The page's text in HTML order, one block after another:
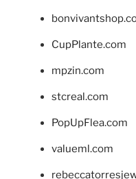
CupPlante.com
mpzin.com
stcreal.com
PopUpFlea.com
valueml.com